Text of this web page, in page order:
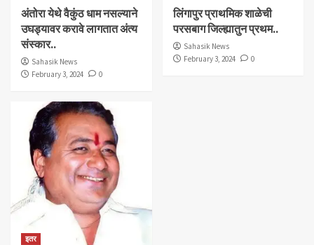
अंतोरा येथे वैकुंठ धाम नसल्याने
उघड्यावर करावे लागतात अंत्य
संस्कार..
Sahasik News
February 3, 2024
0
लिंगापुर प्राथमिक शाळेची
परसबाग जिल्ह्यातुन प्रथम..
Sahasik News
February 3, 2024
0
इतर